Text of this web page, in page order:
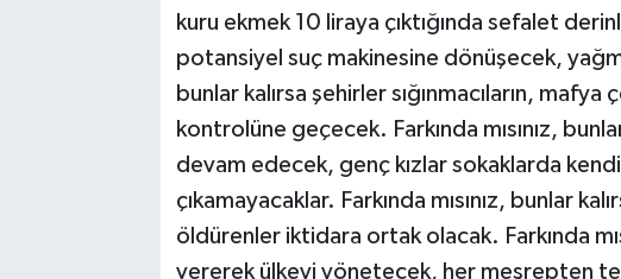
kuru ekmek 10 liraya çıktığında sefalet
potansiyel suç makinesine dönüşecek,
bunlar kalırsa şehirler sığınmacıların,
kontrolüne geçecek. Farkında mısınız,
devam edecek, genç kızlar sokaklarda
çıkamayacaklar. Farkında mısınız, bunlar
öldürenler iktidara ortak olacak. Farkında
vererek ülkeyi yönetecek, her meşrepten